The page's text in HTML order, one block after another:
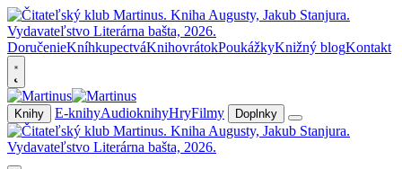
DoručenieKníhkupectváKnihovrátokPoukážkyKnižný blogKontakt
Knihy E-knihyAudioknihyHryFilmy Doplnky